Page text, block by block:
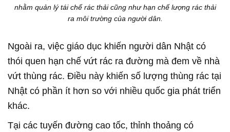
nhằm quản lý tái chế rác thải cũng như hạn chế lượng rác thải
ra môi trường của người dân.
Ngoài ra, việc giáo dục khiến người dân Nhật có
thói quen hạn chế vứt rác ra đường mà đem về nhà
vứt thùng rác. Điều này khiến số lượng thùng rác tại
Nhật có phần ít hơn so với nhiều quốc gia phát triển
khác.
Tại các tuyến đường cao tốc, thỉnh thoảng có